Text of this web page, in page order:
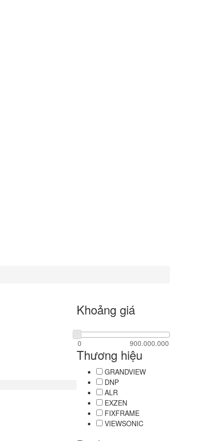
Khoảng giá
Thương hiệu
GRANDVIEW
DNP
ALR
EXZEN
FIXFRAME
VIEWSONIC